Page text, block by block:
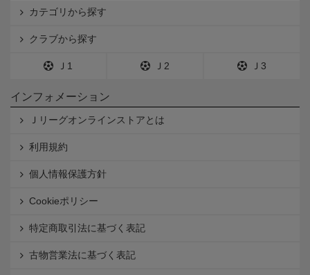
カテゴリから探す
クラブから探す
Ｊ1 Ｊ2 Ｊ3
インフォメーション
Ｊリーグオンラインストアとは
利用規約
個人情報保護方針
Cookieポリシー
特定商取引法に基づく表記
古物営業法に基づく表記